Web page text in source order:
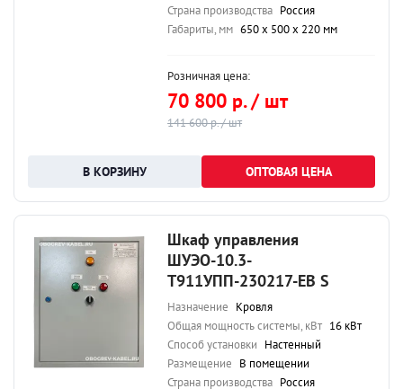
Страна производства Россия
Габариты, мм 650 х 500 х 220 мм
Розничная цена:
70 800 р. / шт
141 600 р. / шт
ОПТОВАЯ ЦЕНА
Шкаф управления
ШУЭО-10.3-
Т911УПП-230217-ЕВ S
Назначение Кровля
Общая мощность системы, кВт 16 кВт
Способ установки Настенный
Размещение В помещении
Страна производства Россия